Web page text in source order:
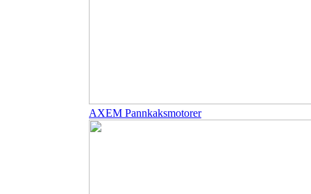
AXEM Pannkaksmotorer